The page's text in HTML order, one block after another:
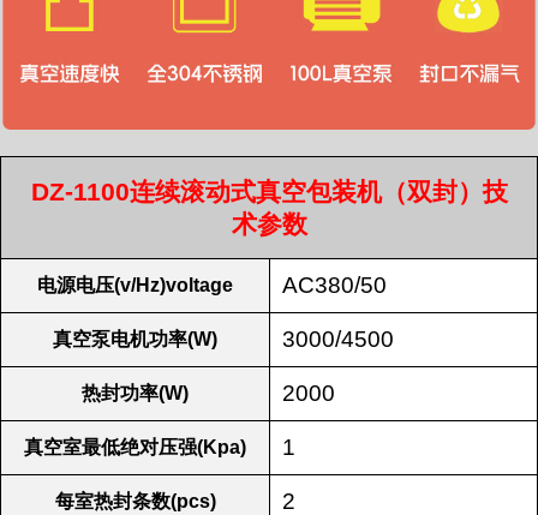
DZ-1100连续滚动式真空包装机（双封）技
术参数
电源电压(v/Hz)voltage AC380/50
真空泵电机功率(W) 3000/4500
热封功率(W) 2000
真空室最低绝对压强(Kpa) 1
每室热封条数(pcs) 2